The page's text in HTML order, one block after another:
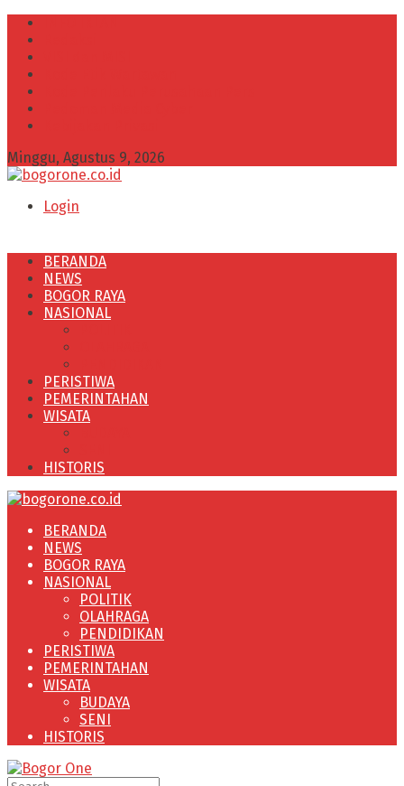
Minggu, Agustus 9, 2026
Login
BERANDA
NEWS
BOGOR RAYA
NASIONAL
PERISTIWA
PEMERINTAHAN
WISATA
HISTORIS
BERANDA
NEWS
BOGOR RAYA
NASIONAL
POLITIK
OLAHRAGA
PENDIDIKAN
PERISTIWA
PEMERINTAHAN
WISATA
BUDAYA
SENI
HISTORIS